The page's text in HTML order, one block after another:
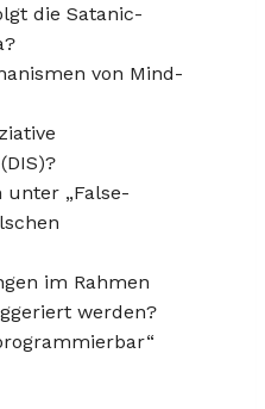
die Satanic-
von Mind-
unter „False-
im Rahmen
werden?